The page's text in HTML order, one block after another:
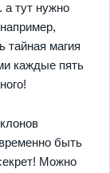
а тут нужно
тайная магия
каждые пять
быть
Можно